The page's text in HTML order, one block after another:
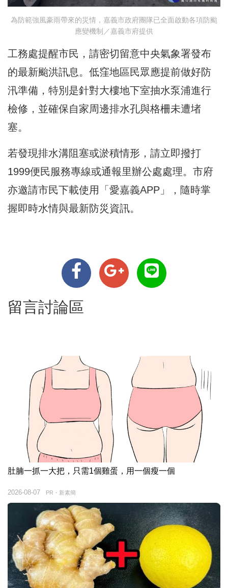
為防範強風豪雨帶來的災情，嘉義市政府團隊已全面啟動各項防颱
應變機制／嘉義市府提供
工務處提醒市民，請密切留意中央氣象署發布
的最新颱洪訊息。低窪地區民眾應提前做好防
汛準備，特別是針對大樓地下室抽水泵浦進行
檢修，並確保自家周邊排水孔與格柵未遭堵
塞。
若發現排水溝阻塞或淤積情形，請立即撥打
1999便民服務專線或通報里辦公處處理。市府
亦邀請市民下載使用「愛嘉義APP」，隨時掌
握即時水情與最新防災資訊。
留言討論區
肚腩一抓一大把，只需1個雞蛋，用一個瘦一個
PR・新素簡
2026-08-07